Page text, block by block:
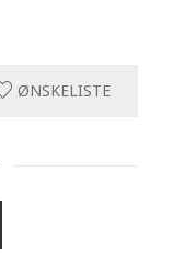
ØNSKELISTE